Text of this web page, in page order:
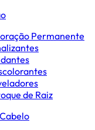
Permanente
de Raiz